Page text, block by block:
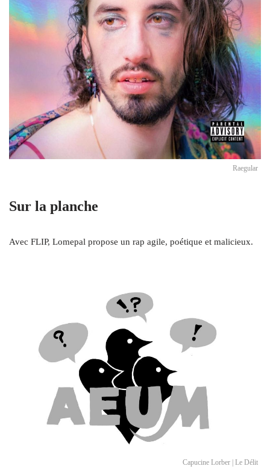
Raegular
Sur la planche
Avec FLIP, Lomepal propose un rap agile, poétique et malicieux.
Capucine Lorber | Le Délit